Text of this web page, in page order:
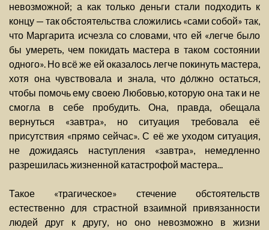
невозможной; а как только деньги стали подходить к
концу — так обстоятельства сложились «сами собой» так,
что Маргарита исчезла со словами, что ей «легче было
бы умереть, чем покидать мастера в таком состоянии
одного». Но всё же ей оказалось легче покинуть мастера,
хотя она чувствовала и знала, что до́лжно остаться,
чтобы помочь ему своею Любовью, которую она так и не
смогла в себе пробудить. Она, правда, обещала
вернуться «завтра», но ситуация требовала её
присутствия «прямо сейчас». С её же уходом ситуация,
не дожидаясь наступления «завтра», немедленно
разрешилась жизненной катастрофой мастера...
Такое «трагическое» стечение обстоятельств
естественно для страстной взаимной привязанности
людей друг к другу, но оно невозможно в жизни